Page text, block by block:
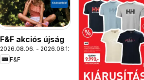
F&F akciós újság
2026.08.06. - 2026.08.12.
F&F